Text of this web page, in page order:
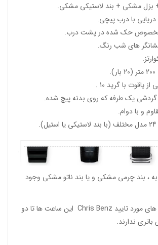
بزل مشکی + بند لاستیکی مشکی.
با درب پیچی.
مخصوص حک شده در پشت درب.
های شب رنگ.
یاقوت با گرید 10 .
گردشی یک طرفه که روی بدنه پیچ شده.
و با دوام.
، بند چرمی مشکی و یا بند ناتو مشکی وجود
با استفاده از باتری های مورد تایید Chris Benz این ساعت ها تا دو
ندارند.